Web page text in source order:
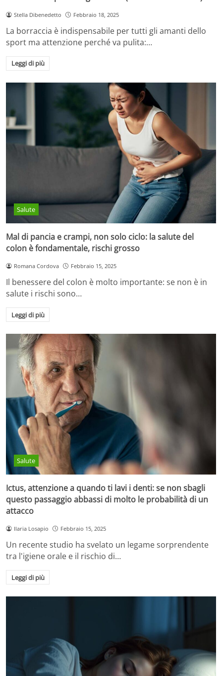
Stella Dibenedetto Febbraio 18, 2025
La borraccia è indispensabile per tutti gli amanti dello
sport ma attenzione perché va pulita:…
Leggi di più
Salute
Mal di pancia e crampi, non solo ciclo: la salute del
colon è fondamentale, rischi grosso
Romana Cordova Febbraio 15, 2025
Il benessere del colon è molto importante: se non è in
salute i rischi sono…
Leggi di più
Salute
Ictus, attenzione a quando ti lavi i denti: se non sbagli
questo passaggio abbassi di molto le probabilità di un
attacco
Ilaria Losapio Febbraio 15, 2025
Un recente studio ha svelato un legame sorprendente
tra l'igiene orale e il rischio di…
Leggi di più